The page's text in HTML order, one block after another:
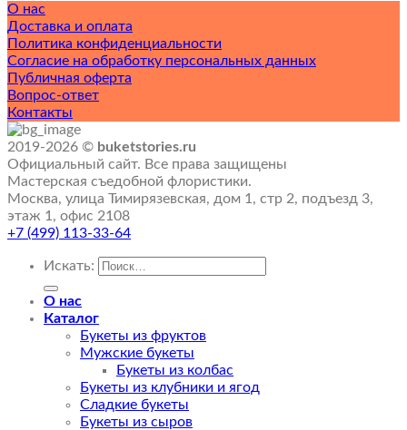
О нас
Доставка и оплата
Политика конфиденциальности
Согласие на обработку персональных данных
Публичная оферта
Вопрос-ответ
Контакты
2019-2026 © buketstories.ru
Официальный сайт. Все права защищены
Мастерская съедобной флористики.
Москва, улица Тимирязевская, дом 1, стр 2, подъезд 3,
этаж 1, офис 2108
+7 (499) 113-33-64
Искать:
О нас
Каталог
Букеты из фруктов
Мужские букеты
Букеты из колбас
Букеты из клубники и ягод
Сладкие букеты
Букеты из сыров